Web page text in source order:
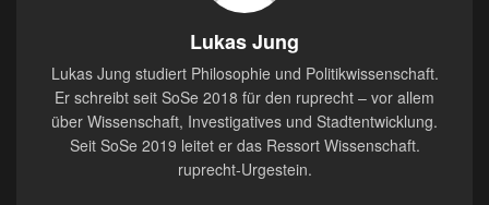
Lukas Jung
Lukas Jung studiert Philosophie und Politikwissenschaft.
Er schreibt seit SoSe 2018 für den ruprecht – vor allem
über Wissenschaft, Investigatives und Stadtentwicklung.
Seit SoSe 2019 leitet er das Ressort Wissenschaft.
ruprecht-Urgestein.